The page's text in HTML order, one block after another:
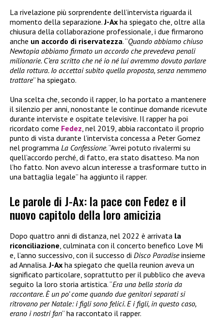
La rivelazione più sorprendente dell’intervista riguarda il
momento della separazione.J-Ax ha spiegato che, oltre alla
chiusura della collaborazione professionale, i due firmarono
anche un accordo di riservatezza. “Quando abbiamo chiuso
Newtopia abbiamo firmato un accordo che prevedeva penali
milionarie. C’era scritto che né io né lui avremmo dovuto parlare
della rottura. Io accettai subito quella proposta, senza nemmeno
trattare” ha spiegato.
Una scelta che, secondo il rapper, lo ha portato a mantenere
il silenzio per anni, nonostante le continue domande ricevute
durante interviste e ospitate televisive. Il rapper ha poi
ricordato come Fedez , nel 2019, abbia raccontato il proprio
punto di vista durante l’intervista concessa a Peter Gomez
nel programma La Confessione. “Avrei potuto rivalermi su
quell’accordo perché, di fatto, era stato disatteso. Ma non
l’ho fatto. Non avevo alcun interesse a trasformare tutto in
una battaglia legale” ha aggiunto il rapper.
Le parole di J-Ax: la pace con Fedez e il
nuovo capitolo della loro amicizia
Dopo quattro anni di distanza, nel 2022 è arrivata la
riconciliazione, culminata con il concerto benefico Love Mi
e, l’anno successivo, con il successo di Disco Paradiseinsieme
ad Annalisa.J-Ax ha spiegato che quella reunion aveva un
significato particolare, soprattutto per il pubblico che aveva
seguito la loro storia artistica. “Era una bella storia da
raccontare. È un po’ come quando due genitori separati si
ritrovano per Natale: i figli sono felici. E i figli, in questo caso,
erano i nostri fan” ha raccontato il rapper.